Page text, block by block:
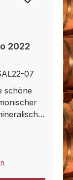
2022
07
schöne
zu